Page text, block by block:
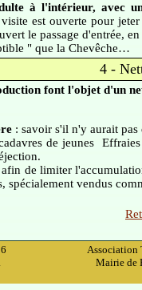
à l'intérieur, avec
visite est ouverte pour
le passage d'entrée,
" que la Chevêche…
4 -
font l'objet d'un
: savoir s'il n'y aurait pas
de jeunes
afin de limiter
spécialement vendus
Association
Mairie de